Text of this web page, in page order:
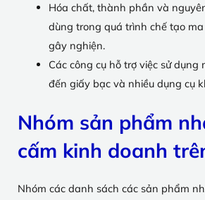
Hóa chất, thành phần và
dùng trong quá trình chế tạo
gây nghiện.
Các công cụ hỗ trợ việc sử dụng
đến giấy bạc và nhiều dụng cụ
Nhóm sản phẩm
cấm kinh doanh
Nhóm các danh sách các sản phẩm